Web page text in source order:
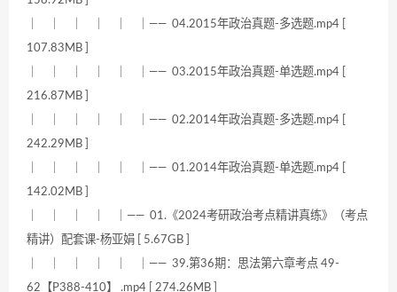
｜ ｜ ｜ ｜ ｜ ｜—— 04.2015年政治真题-多选题.mp4 [
107.83MB ]
｜ ｜ ｜ ｜ ｜ ｜—— 03.2015年政治真题-单选题.mp4 [
216.87MB ]
｜ ｜ ｜ ｜ ｜ ｜—— 02.2014年政治真题-多选题.mp4 [
242.29MB ]
｜ ｜ ｜ ｜ ｜ ｜—— 01.2014年政治真题-单选题.mp4 [
142.02MB ]
｜ ｜ ｜ ｜ ｜—— 01.《2024考研政治考点精讲真练》（考点
精讲）配套课-杨亚娟 [ 5.67GB ]
｜ ｜ ｜ ｜ ｜ ｜—— 39.第36期：思法第六章考点 49-
62【P388-410】 .mp4 [ 274.26MB ]